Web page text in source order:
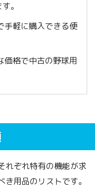
。
手軽に購入できる便
価格で中古の野球用
れぞれ特有の機能が求
用品のリストです。